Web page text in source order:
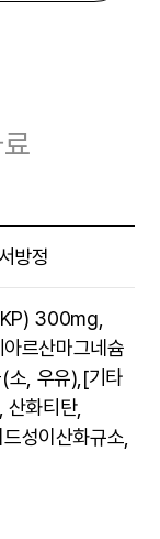
방정
300mg,
르산마그네슘
, 우유),[기타
화티탄,
성이산화규소,